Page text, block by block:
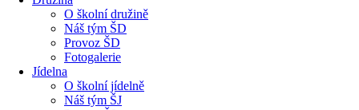
O školní družině
Náš tým ŠD
Provoz ŠD
Fotogalerie
Jídelna
O školní jídelně
Náš tým ŠJ